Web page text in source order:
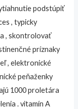
podstúpiť
, typicky
, skontrolovať
príznaky
, elektronické
peňaženky
1000 proletára
. vitamín A